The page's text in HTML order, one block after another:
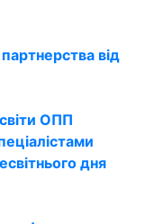
від
ОПП
дня